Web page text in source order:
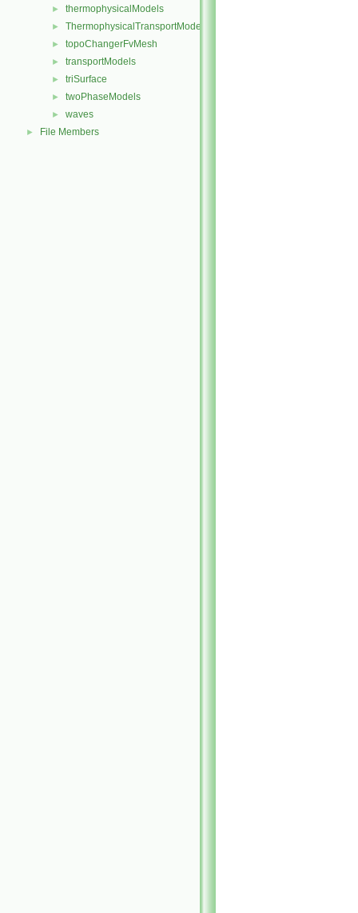
► thermophysicalModels
► ThermophysicalTransportModels
► topoChangerFvMesh
► transportModels
► triSurface
► twoPhaseModels
► waves
► File Members